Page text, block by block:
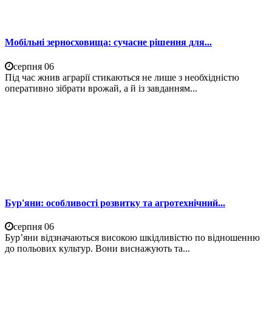
Мобільні зерносховища: сучасне рішення для...
серпня 06
Під час жнив аграрії стикаються не лише з необхідністю
оперативно зібрати врожай, а й із завданням...
Бур'яни: особливості розвитку та агротехнічний...
серпня 06
Бур’яни відзначаються високою шкідливістю по відношенню
до польових культур. Вони виснажують та...